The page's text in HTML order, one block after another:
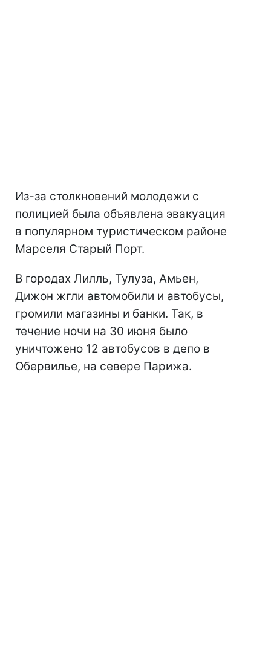
Из-за столкновений молодежи с
полицией была объявлена эвакуация
в популярном туристическом районе
Марселя Старый Порт.
В городах Лилль, Тулуза, Амьен,
Дижон жгли автомобили и автобусы,
громили магазины и банки. Так, в
течение ночи на 30 июня было
уничтожено 12 автобусов в депо в
Обервилье, на севере Парижа.